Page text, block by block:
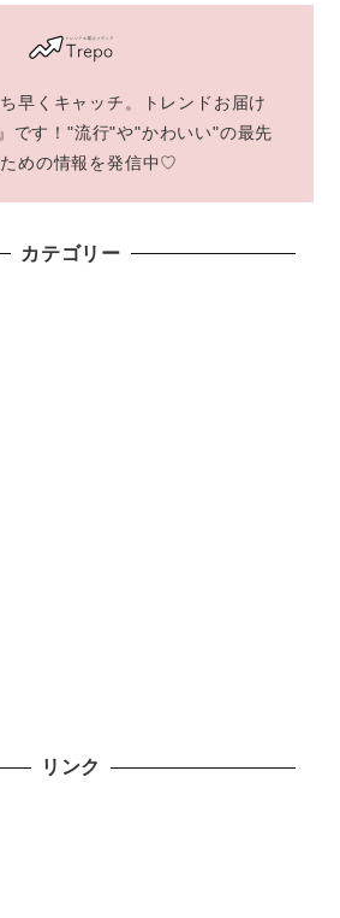
早くキャッチ。トレンドお届け
です！"流行"や"かわいい"の最先
めの情報を発信中♡
カテゴリー
リンク